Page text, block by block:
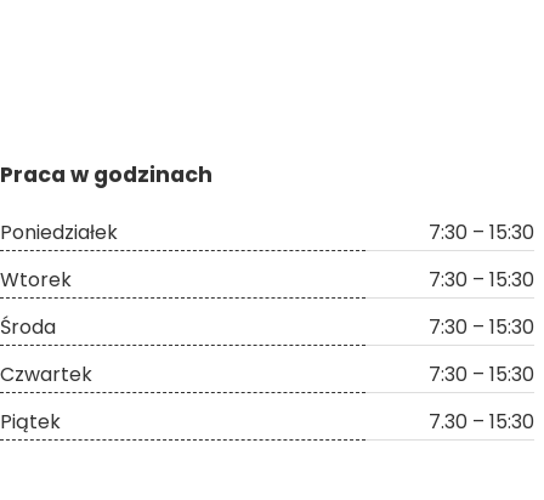
Praca w godzinach
Poniedziałek
7:30 – 15:30
Wtorek
7:30 – 15:30
Środa
7:30 – 15:30
Czwartek
7:30 – 15:30
Piątek
7.30 – 15:30